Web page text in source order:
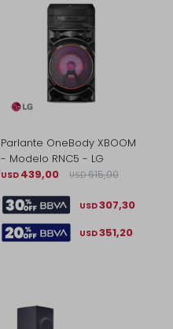
Parlante OneBody XBOOM
- Modelo RNC5 - LG
USD 439,00 USD 615,00
USD307,30
USD351,20